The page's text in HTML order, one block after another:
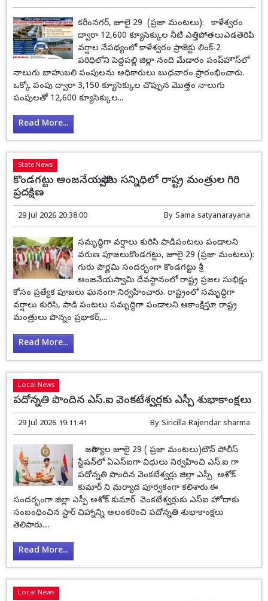
కరీంనగర్, జూలై 29 (ప్రజా మంటలు): కాళేశ్వరం
ద్వారా 12,600 క్యూసెక్కుల నీటి ఎత్తిపోతలుఎడతెరిపి
వర్షాల నేపథ్యంలో కాళేశ్వరం ప్రాజెక్టు లింక్-2
పరిధిలోని పెద్దపల్లి జిల్లా నంది మేడారం పంప్‌హౌస్‌లో
నాలుగు బాహుబలి పంపులను అధికారులు బుధవారం ప్రారంభించారు.
ఒక్కో పంపు ద్వారా 3,150 క్యూసెక్కుల చొప్పున మొత్తం నాలుగు
పంపులతో 12,600 క్యూసెక్కుల...
Read More...
State News
కొండగట్టు ఆంజనేయస్వామి సన్నిధిలో రాష్ట్ర మంత్రుల గిరి
ప్రదక్షిణ
29 Jul 2026 20:38:00 By Sama satyanarayana
సమృద్ధిగా వర్షాలు కురిసి పాడిపంటలు పండాలని
వరుణ పూజలుకొండగట్టు, జూలై 29 (ప్రజా మంటలు):
గురు పౌర్ణమి సందర్భంగా కొండగట్టు శ్రీ
ఆంజనేయస్వామి దేవస్థానంలో రాష్ట్ర ప్రజల సుభిక్షం
కోసం ప్రత్యేక పూజలు ఘనంగా నిర్వహించారు. రాష్ట్రంలో సమృద్ధిగా
వర్షాలు కురిసి, పాడి పంటలు సమృద్ధిగా పండాలని ఆకాంక్షిస్తూ రాష్ట్ర
మంత్రులు పొన్నం ప్రభాకర్,...
Read More...
Local News
పదోన్నతి పొందిన ఎస్‌.ఐ వెంకటేశ్వర్లకు ఎస్పీ శుభాకాంక్షలు
29 Jul 2026 19:11:41 By Siricilla Rajendar sharma
జగిత్యాల జూలై 29 ( ప్రజా మంటలు)టౌన్ పోలీస్
స్టేషన్‌లో ఏఎస్‌ఐగా విధులు నిర్వహించి ఎస్‌.ఐ గా
పదోన్నతి పొందిన వెంకటేశ్వర్లు జిల్లా ఎస్పీ అశోక్
కుమార్ ని మర్యాద పూర్వకంగా కలిశారు.ఈ
సందర్భంగా జిల్లా ఎస్పీ అశోక్ కుమార్ వెంకటేశ్వర్లుకు ఎస్‌ఐ హోదాకు
సంబంధించిన స్టార్ చిహ్నాన్ని అలంకరించి పదోన్నతి శుభాకాంక్షలు
తెలిపారు....
Read More...
Local News